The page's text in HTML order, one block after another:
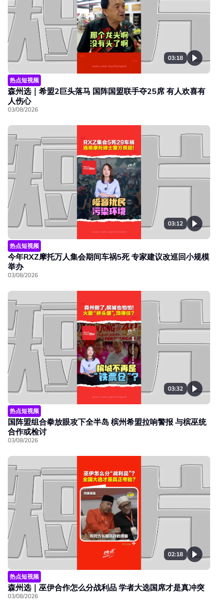
03:18
热点短视频
森州选｜希盟2巨头落马 国阵国盟联手夺25席 有人欢喜有
人伤心
03/08/2026
03:12
热点短视频
今年RXZ摩托万人集会期间车祸5死 专家建议改巡回小规模
举办
03/08/2026
03:32
热点短视频
国阵盟组合拳放眼攻下全半岛 槟州希盟拉响警报 与槟巫统
合作或检讨
03/08/2026
02:18
热点短视频
森州选｜巫伊合作怎么分战利品 学者大选国席才是真冲突
03/08/2026